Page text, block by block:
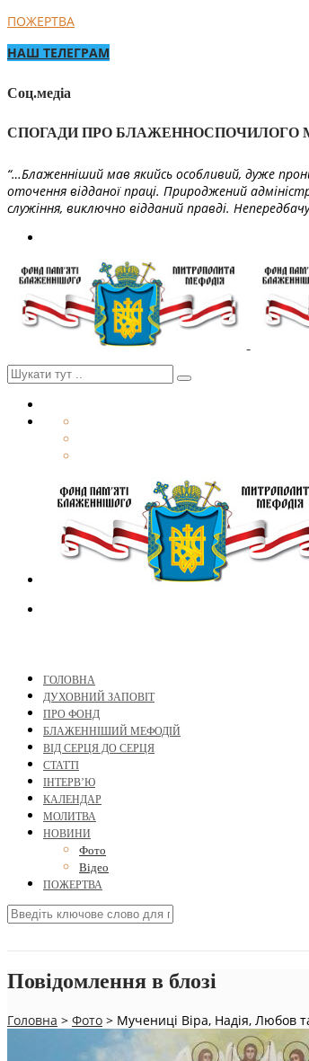
ПОЖЕРТВА
НАШ ТЕЛЕГРАМ
Соц.медіа
СПОГАДИ ПРО БЛАЖЕННОСПОЧИЛОГО
“…Блаженніший мав якийсь особливий, дуже
оточення відданої праці. Природжений
служіння, виключно відданий правді.
ГОЛОВНА
ДУХОВНИЙ ЗАПОВІТ
ПРО ФОНД
БЛАЖЕННІШИЙ МЕФОДІЙ
ВІД СЕРЦЯ ДО СЕРЦЯ
СТАТТІ
ІНТЕРВ’Ю
КАЛЕНДАР
МОЛИТВА
НОВИНИ
Фото
Відео
ПОЖЕРТВА
Повідомлення в блозі
Головна > Фото > Мучениці Віра, Надія, Любов